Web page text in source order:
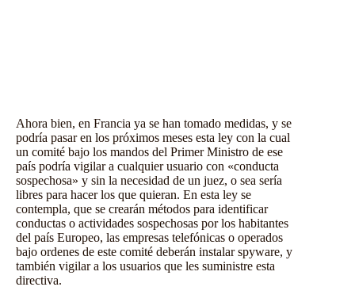
Ahora bien, en Francia ya se han tomado medidas, y se
podría pasar en los próximos meses esta ley con la cual
un comité bajo los mandos del Primer Ministro de ese
país podría vigilar a cualquier usuario con «conducta
sospechosa» y sin la necesidad de un juez, o sea sería
libres para hacer los que quieran. En esta ley se
contempla, que se crearán métodos para identificar
conductas o actividades sospechosas por los habitantes
del país Europeo, las empresas telefónicas o operados
bajo ordenes de este comité deberán instalar spyware, y
también vigilar a los usuarios que les suministre esta
directiva.